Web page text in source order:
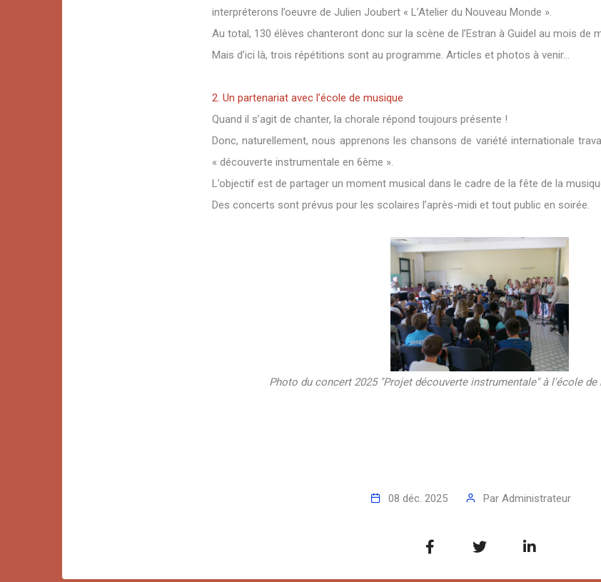
interpréterons l’oeuvre de Julien Joubert « L’Atelier du Nouveau Monde ».
Au total, 130 élèves chanteront donc sur la scène de l’Estran à Guidel au mois de
Mais d’ici là, trois répétitions sont au programme. Articles et photos à venir…
2. Un partenariat avec l’école de musique
Quand il s’agit de chanter, la chorale répond toujours présente !
Donc, naturellement, nous apprenons les chansons de variété internationale
« découverte instrumentale en 6ème ».
L’objectif est de partager un moment musical dans le cadre de la fête de la
Des concerts sont prévus pour les scolaires l’après-midi et tout public en soirée.
Photo du concert 2025 "Projet découverte instrumentale" à l'école de
08 déc. 2025 Par Administrateur